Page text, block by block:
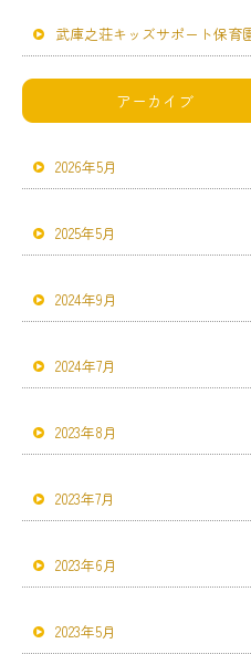
アーカイブ
2026年5月
2025年5月
2024年9月
2024年7月
2023年8月
2023年7月
2023年6月
2023年5月